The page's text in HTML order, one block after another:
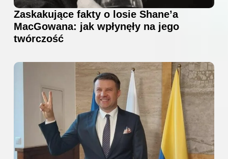
Zaskakujące fakty o losie Shane’a
MacGowana: jak wpłynęły na jego
twórczość